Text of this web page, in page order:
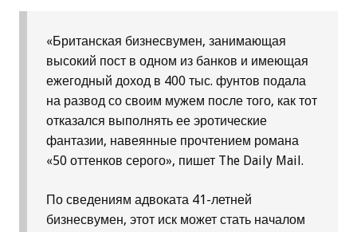
«Британская бизнесвумен, занимающая
высокий пост в одном из банков и имеющая
ежегодный доход в 400 тыс. фунтов подала
на развод со своим мужем после того, как тот
отказался выполнять ее эротические
фантазии, навеянные прочтением романа
«50 оттенков серого», пишет The Daily Mail.
По сведениям адвоката 41-летней
бизнесвумен, этот иск может стать началом